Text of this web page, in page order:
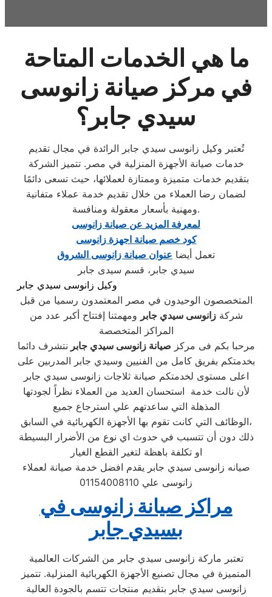
ما هي الخدمات المتاحة
في مركز صيانة زانوسى
سيدي جابر؟
تُعتبر وكيل زانوسى سيدي جابر الرائدة في مجال تقديم
خدمات صيانة الأجهزة المنزلية في مصر. تتميز الشركة
بتقديم خدمات متميزة وممتازة لعملائها، حيث تسعى دائمًا
لضمان رضا العملاء من خلال تقديم خدمة عملاء متفانية
ومهنية بأسعار معقولة ومنافسة.
لمعرفة المزيد عن صيانة زانوسى
كود خصم صيانة اجهزة زانوسى
تعمل أيضا عنوان صيانة زانوسى الشروق
سيدي جابر، قسم سيدى جابر
وكيل زانوسى سيدي جابر
المتخصصون الوحيدون في مصر المعتمدون رسميا من قبل
شركةزانوسى سيدي جابر ومهمتنا إفتتاح أكبر عدد من
المراكز المتخصصة
مرحبا بكم فى مركز صيانة زانوسى سيدي جابر نتشرف دائما
بخدمتكم بفريق كامل من الفنيين وسيدي جابر المدربين على
اعلى مستوى لخدمتكم صيانة ثلاجات زانوسى سيدي جابر
لأن نالت خدمة استحسان العديد من العملاء نظراً لجودتها
المذهلة التي ساعدتهم علي استرجاع جميع
الوظائف التي كانت تقوم بها الأجهزة الكهربائية في السابق،
ذلك دون أن تتسبب في حدوث اي نوع من الأضرار البسيطة
او تكلفة باهظة لتغير القطع الغيار
صيانه زانوسى سيدي جابر يقدم افضل خدمة صيانة لعملاء
زانوسى علي 01154008110
مراكز صيانة زانوسى في
بسيدي جابر
تعتبر ماركة زانوسى سيدي جابر من الشركات العالمية
المتميزة في مجال تصنيع الأجهزة الكهربائية المنزلية. تتميز
زانوسى سيدي جابر بتقديم منتجات تتسم بالجودة العالية